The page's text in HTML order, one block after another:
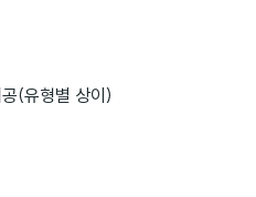
(유형별 상이)